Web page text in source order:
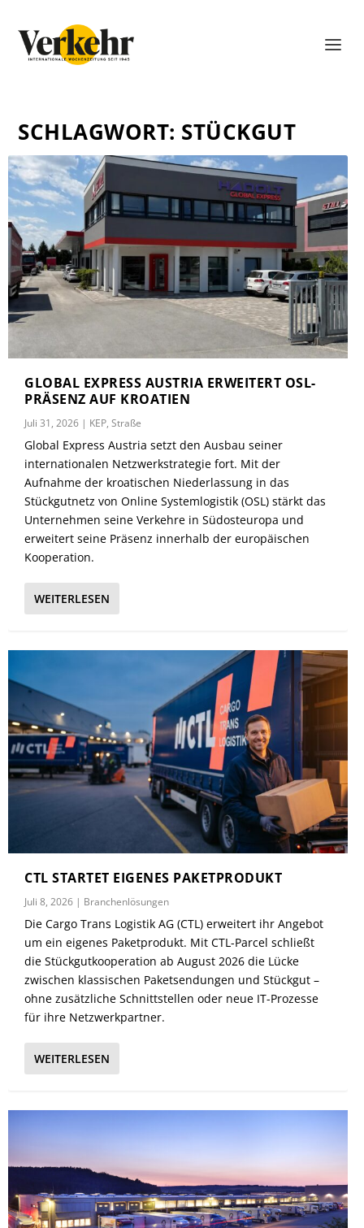
SCHLAGWORT: STÜCKGUT
GLOBAL EXPRESS AUSTRIA ERWEITERT OSL-
PRÄSENZ AUF KROATIEN
Juli 31, 2026 | KEP,Straße
Global Express Austria setzt den Ausbau seiner
internationalen Netzwerkstrategie fort. Mit der
Aufnahme der kroatischen Niederlassung in das
Stückgutnetz von Online Systemlogistik (OSL) stärkt das
Unternehmen seine Verkehre in Südosteuropa und
erweitert seine Präsenz innerhalb der europäischen
Kooperation.
WEITERLESEN
CTL STARTET EIGENES PAKETPRODUKT
Juli 8, 2026 | Branchenlösungen
Die Cargo Trans Logistik AG (CTL) erweitert ihr Angebot
um ein eigenes Paketprodukt. Mit CTL-Parcel schließt
die Stückgutkooperation ab August 2026 die Lücke
zwischen klassischen Paketsendungen und Stückgut –
ohne zusätzliche Schnittstellen oder neue IT-Prozesse
für ihre Netzwerkpartner.
WEITERLESEN